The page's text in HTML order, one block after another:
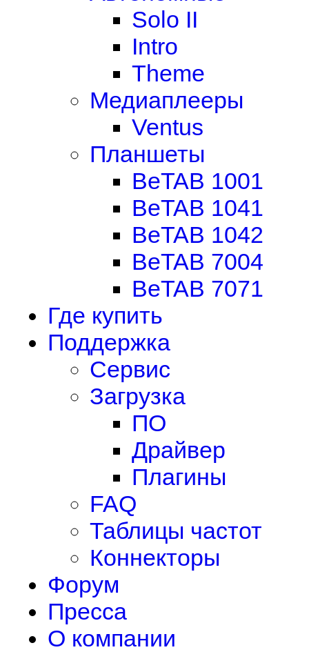
Solo II
Intro
Theme
Медиаплееры
Ventus
Планшеты
BeTAB 1001
BeTAB 1041
BeTAB 1042
BeTAB 7004
BeTAB 7071
Где купить
Поддержка
Сервис
Загрузка
ПО
Драйвер
Плагины
FAQ
Таблицы частот
Коннекторы
Форум
Пресса
О компании